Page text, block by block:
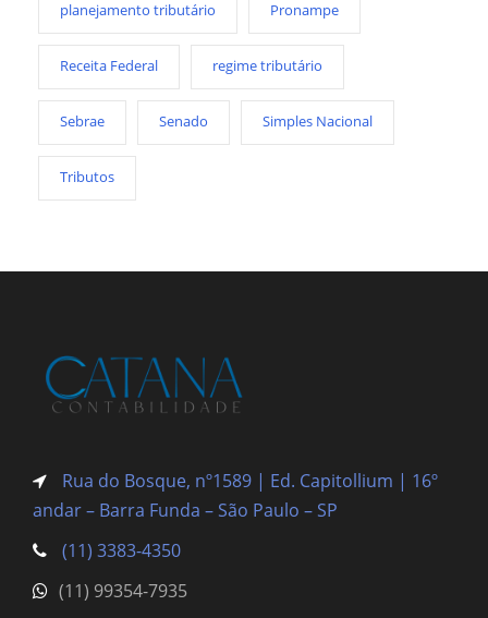
planejamento tributário Pronampe
Receita Federal regime tributário
Sebrae Senado Simples Nacional
Tributos
Rua do Bosque, nº1589 | Ed. Capitollium | 16º
andar – Barra Funda – São Paulo – SP
(11) 3383-4350
(11) 99354-7935